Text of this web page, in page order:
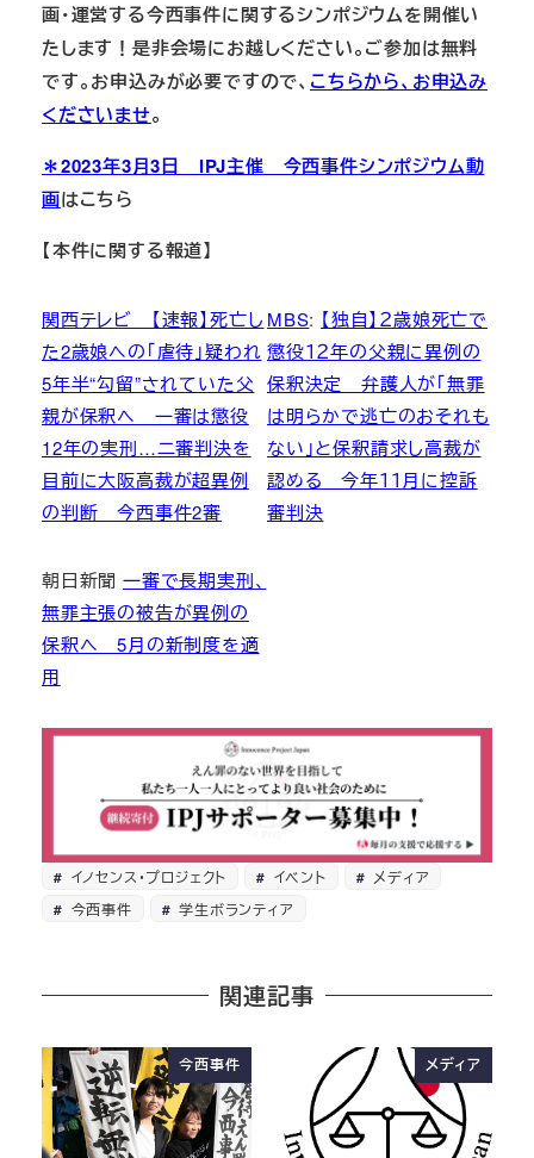
画・運営する今西事件に関するシンポジウムを開催い
たします！是非会場にお越しください。ご参加は無料
です。お申込みが必要ですので、 こちらから、お申込み
くださいませ。
＊2023年3月3日 IPJ主催 今西事件シンポジウム動
画はこちら
【本件に関する報道】
関西テレビ 【速報】死亡し
た2歳娘への「虐待」疑われ
5年半“勾留”されていた父
親が保釈へ 一審は懲役
12年の実刑…二審判決を
目前に大阪高裁が超異例
の判断 今西事件2審
MBS: 【独自】２歳娘死亡で
懲役１２年の父親に異例の
保釈決定 弁護人が「無罪
は明らかで逃亡のおそれも
ない」と保釈請求し高裁が
認める 今年１１月に控訴
審判決
朝日新聞 一審で長期実刑、
無罪主張の被告が異例の
保釈へ 5月の新制度を適
用
イノセンス・プロジェクト イベント
メディア
今西事件
学生ボランティア
関連記事
今西事件 メディア